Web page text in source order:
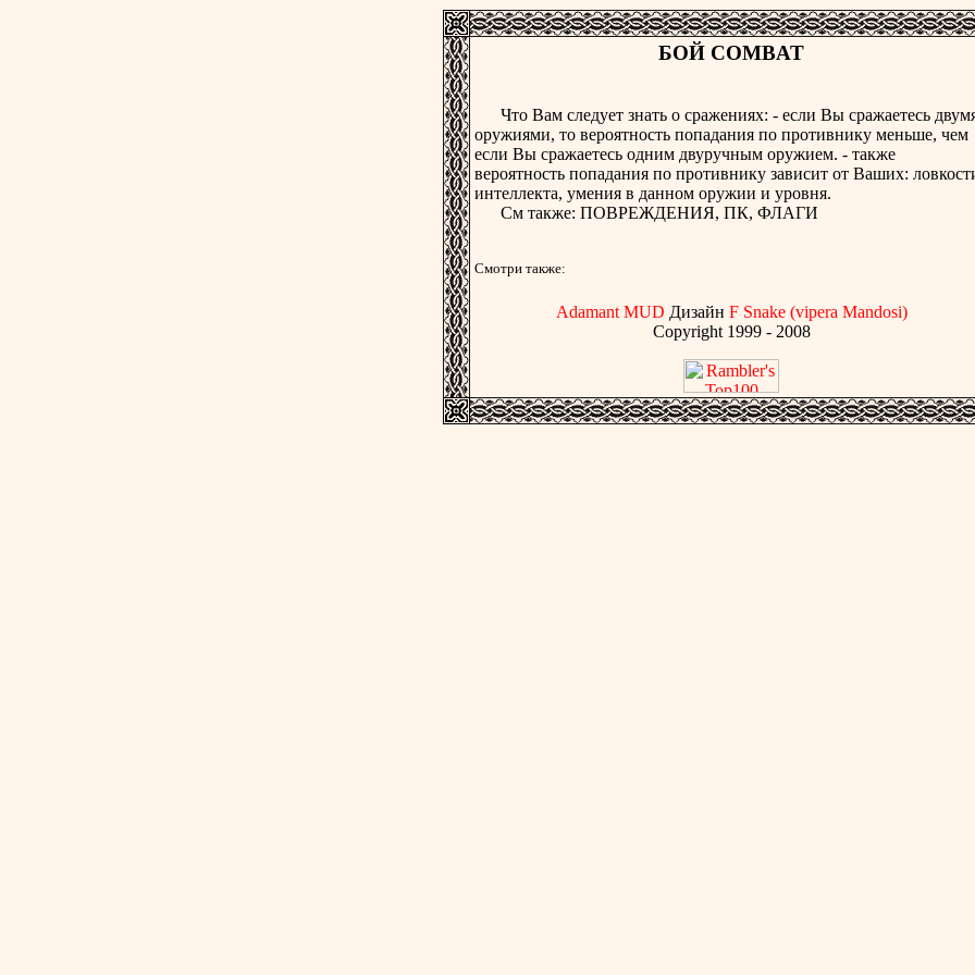
БОЙ COMBAT
Что Вам следует знать о сражениях: - если Вы сражаетесь
оружиями, то вероятность попадания по противнику меньше, чем
если Вы сражаетесь одним двуручным оружием. - также
вероятность попадания по противнику зависит от Ваших:
интеллекта, умения в данном оружии и уровня.
См также: ПОВРЕЖДЕНИЯ, ПК, ФЛАГИ
Смотри также:
Adamant MUD Дизайн F Snake (vipera Mandosi)
Copyright 1999 - 2008